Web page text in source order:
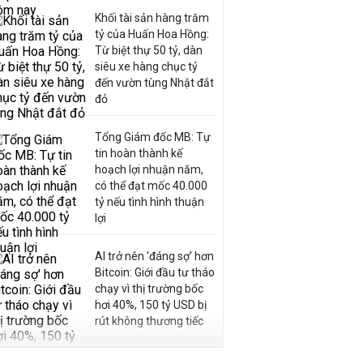
Khối tài sản hàng trăm
tỷ của Huấn Hoa Hồng:
Từ biệt thự 50 tỷ, dàn
siêu xe hàng chục tỷ
đến vườn tùng Nhật đắt
đỏ
Tổng Giám đốc MB: Tự
tin hoàn thành kế
hoạch lợi nhuận năm,
có thể đạt mốc 40.000
tỷ nếu tình hình thuận
lợi
AI trở nên 'đáng sợ' hơn
Bitcoin: Giới đầu tư tháo
chạy vì thị trường bốc
hơi 40%, 150 tỷ USD bị
rút không thương tiếc